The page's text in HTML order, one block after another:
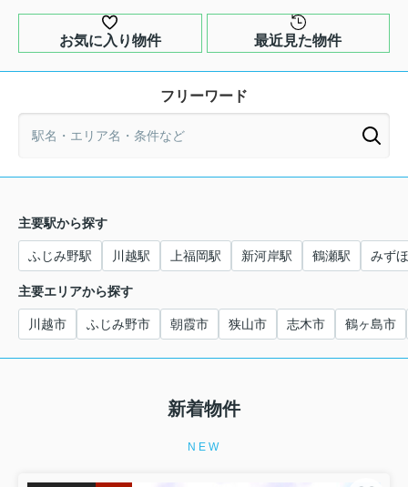
お気に入り物件 最近見た物件
フリーワード
主要駅から探す
ふじみ野駅 川越駅 上福岡駅 新河岸駅 鶴瀬駅 みず
主要エリアから探す
川越市 ふじみ野市 朝霞市 狭山市 志木市 鶴ヶ島市
新着物件
NEW